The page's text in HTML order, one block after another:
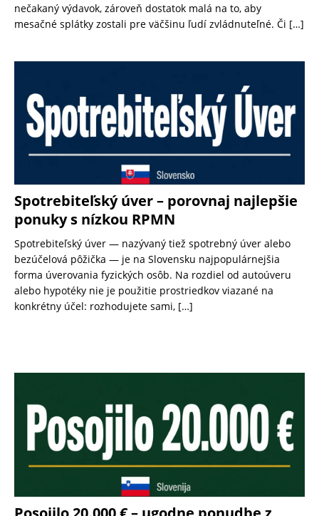
nečakaný výdavok, zároveň dostatok malá na to, aby
mesačné splátky zostali pre väčšinu ľudí zvládnuteľné. Či […]
Spotrebiteľský úver – porovnaj najlepšie
ponuky s nízkou RPMN
Spotrebiteľský úver — nazývaný tiež spotrebný úver alebo
bezúčelová pôžička — je na Slovensku najpopulárnejšia
forma úverovania fyzických osôb. Na rozdiel od autoúveru
alebo hypotéky nie je použitie prostriedkov viazané na
konkrétny účel: rozhodujete sami, […]